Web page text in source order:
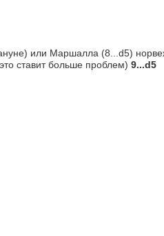
или Маршалла (8...d5)
ставит больше проблем) 9...d5